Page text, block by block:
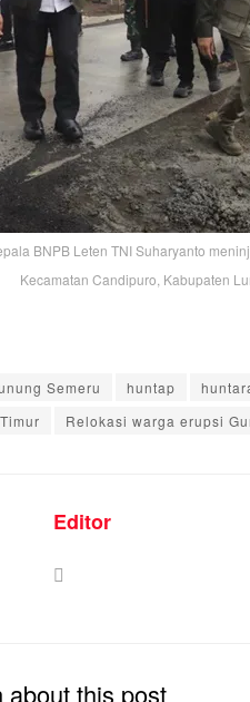
BNPB Leten TNI Suharyanto
Kecamatan Candipuro, Kabupaten
Semeru huntap
Relokasi warga erupsi
Editor
about this post